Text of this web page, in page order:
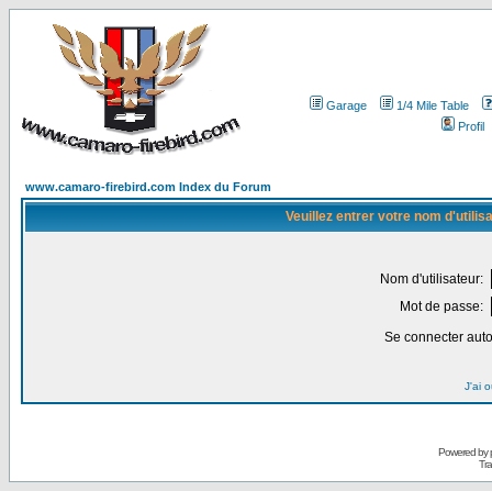
Garage
1/4 Mile Table
Profil
www.camaro-firebird.com Index du Forum
Veuillez entrer votre nom
Nom d'utilisateur:
Mot de passe:
Se connecter
J'ai
Powered by